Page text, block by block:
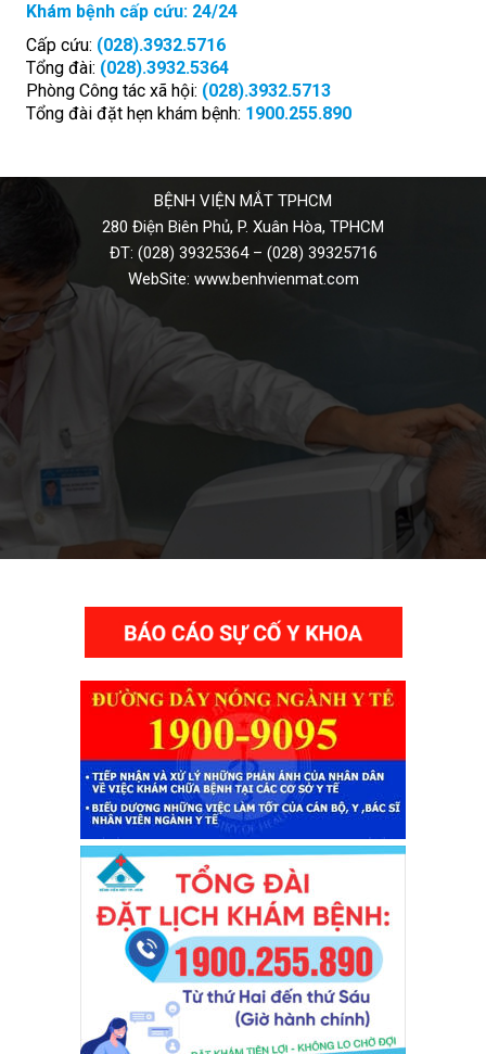
Khám bệnh cấp cứu: 24/24
Cấp cứu: (028).3932.5716
Tổng đài: (028).3932.5364
Phòng Công tác xã hội: (028).3932.5713
Tổng đài đặt hẹn khám bệnh: 1900.255.890
BỆNH VIỆN MẮT TPHCM
280 Điện Biên Phủ, P. Xuân Hòa, TPHCM
ĐT: (028) 39325364– (028) 39325716
WebSite: www.benhvienmat.com